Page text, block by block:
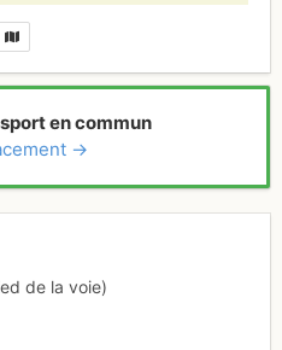
en commun
→
de la voie)